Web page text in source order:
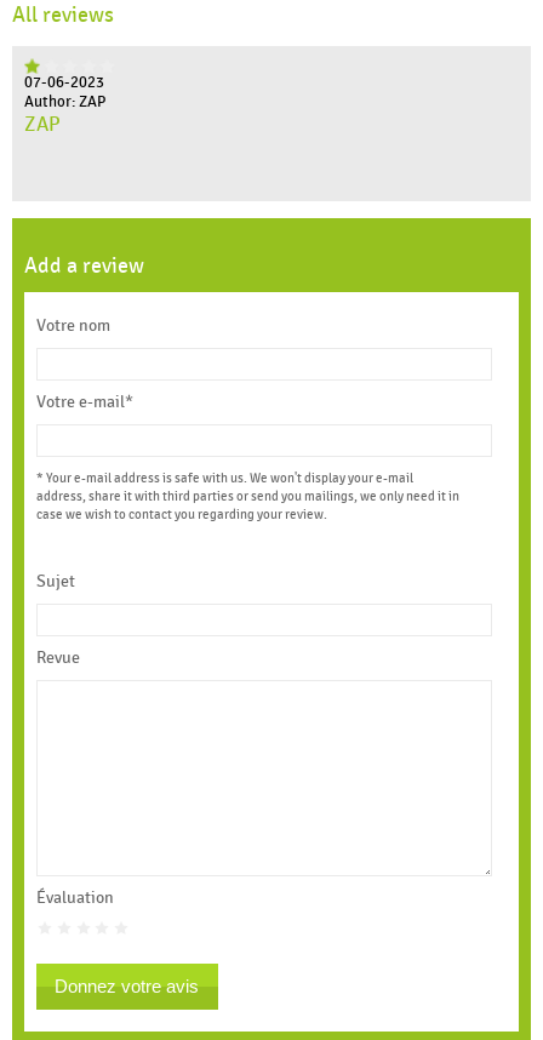
All reviews
07-06-2023
Author: ZAP
ZAP
Add a review
Votre nom
Votre e-mail*
* Your e-mail address is safe with us. We won't display your e-mail
address, share it with third parties or send you mailings, we only need it in
case we wish to contact you regarding your review.
Sujet
Revue
Évaluation
Donnez votre avis